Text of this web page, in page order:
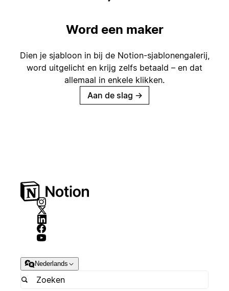
Word een maker
Dien je sjabloon in bij de Notion-sjablonengalerij,
word uitgelicht en krijg zelfs betaald – en dat
allemaal in enkele klikken.
Aan de slag →
Nederlands